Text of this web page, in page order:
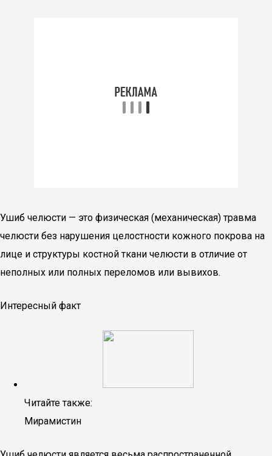
Ушиб челюсти — это физическая (механическая) травма
челюсти без нарушения целостности кожного покрова на
лице и структуры костной ткани челюсти в отличие от
неполных или полных переломов или вывихов.
Интересный факт
Читайте также:
Мирамистин